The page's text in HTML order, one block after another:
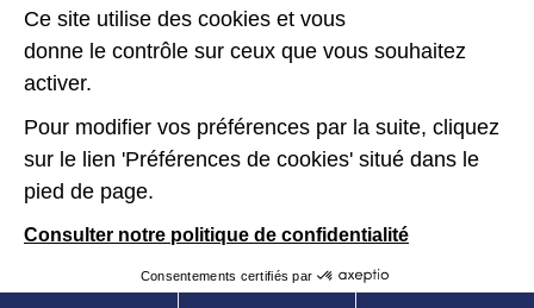
Données personnelles
Kit de communication
Accessibilité : partiellement conforme
Ce site utilise des cookies et vous
donne le contrôle sur ceux que vous souhaitez
activer.
Pour modifier vos préférences par la suite, cliquez
sur le lien 'Préférences de cookies' situé dans le
pied de page.
Consulter notre politique de confidentialité
Consentements certifiés par